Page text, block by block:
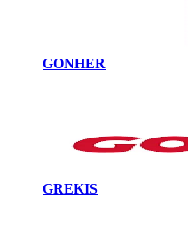
GONHER
GREKIS